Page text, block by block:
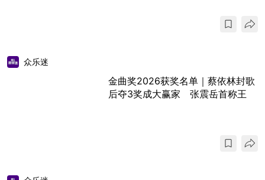
众乐迷
金曲奖2026获奖名单｜蔡依林封歌
后夺3奖成大赢家 张震岳首称王